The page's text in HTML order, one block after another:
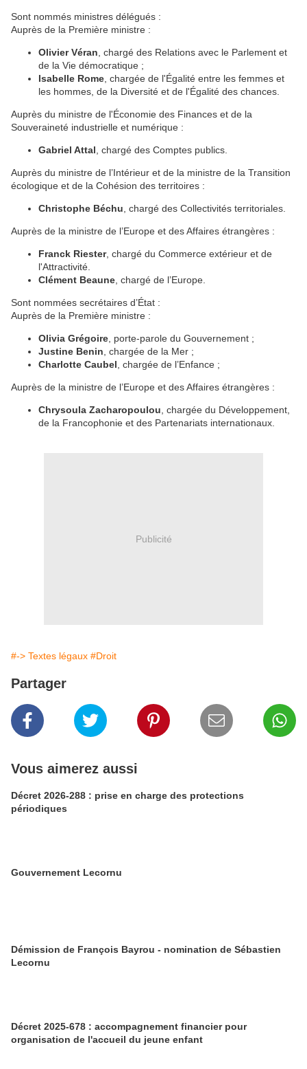
Sont nommés ministres délégués :
Auprès de la Première ministre :
Olivier Véran , chargé des Relations avec le Parlement et
de la Vie démocratique ;
Isabelle Rome , chargée de l'Égalité entre les femmes et
les hommes, de la Diversité et de l'Égalité des chances.
Auprès du ministre de l'Économie des Finances et de la
Souveraineté industrielle et numérique :
Gabriel Attal , chargé des Comptes publics.
Auprès du ministre de l’Intérieur et de la ministre de la Transition
écologique et de la Cohésion des territoires :
Christophe Béchu , chargé des Collectivités territoriales.
Auprès de la ministre de l’Europe et des Affaires étrangères :
Franck Riester, chargé du Commerce extérieur et de
l'Attractivité.
Clément Beaune , chargé de l’Europe.
Sont nommées secrétaires d’État :
Auprès de la Première ministre :
Olivia Grégoire , porte-parole du Gouvernement ;
Justine Benin , chargée de la Mer ;
Charlotte Caubel , chargée de l’Enfance ;
Auprès de la ministre de l’Europe et des Affaires étrangères :
Chrysoula Zacharopoulou , chargée du Développement,
de la Francophonie et des Partenariats internationaux.
Publicité
#-> Textes légaux #Droit
Partager
Vous aimerez aussi
Décret 2026-288 : prise en charge des protections
périodiques
Gouvernement Lecornu
Démission de François Bayrou - nomination de Sébastien
Lecornu
Décret 2025-678 : accompagnement financier pour
organisation de l'accueil du jeune enfant